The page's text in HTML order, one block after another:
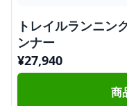
トレイルランニン
ンナー
¥27,940
商